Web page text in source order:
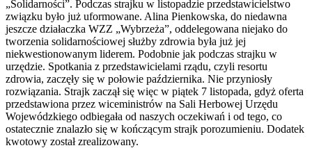
„Solidarności”. Podczas strajku w listopadzie przedstawicielstwo
związku było już uformowane. Alina Pienkowska, do niedawna
jeszcze działaczka WZZ „Wybrzeża”, oddelegowana niejako do
tworzenia solidarnościowej służby zdrowia była już jej
niekwestionowanym liderem. Podobnie jak podczas strajku w
urzędzie. Spotkania z przedstawicielami rządu, czyli resortu
zdrowia, zaczęły się w połowie października. Nie przyniosły
rozwiązania. Strajk zaczął się więc w piątek 7 listopada, gdyż oferta
przedstawiona przez wiceministrów na Sali Herbowej Urzędu
Wojewódzkiego odbiegała od naszych oczekiwań i od tego, co
ostatecznie znalazło się w kończącym strajk porozumieniu. Dodatek
kwotowy został zrealizowany.